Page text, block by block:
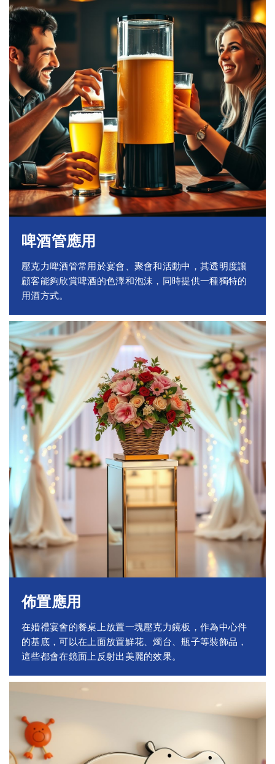
啤酒管應用
壓克力啤酒管常用於宴會、聚會和活動中，其透明度讓
顧客能夠欣賞啤酒的色澤和泡沫，同時提供一種獨特的
用酒方式。
佈置應用
在婚禮宴會的餐桌上放置一塊壓克力鏡板，作為中心件
的基底，可以在上面放置鮮花、燭台、瓶子等裝飾品，
這些都會在鏡面上反射出美麗的效果。